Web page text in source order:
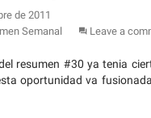
de 2011
Semanal Leave a
resumen #30 ya tenia
oportunidad va